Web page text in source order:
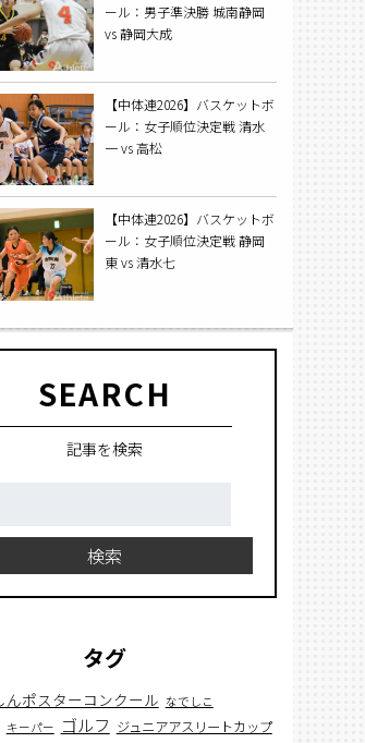
ール：男子準決勝 城南静岡
vs 静岡大成
【中体連2026】バスケットボ
ール：女子順位決定戦 清水
一 vs 高松
【中体連2026】バスケットボ
ール：女子順位決定戦 静岡
東 vs 清水七
SEARCH
記事を検索
検索
タグ
んポスターコンクール なでしこ
キーパー ゴルフ ジュニアアスリートカップ